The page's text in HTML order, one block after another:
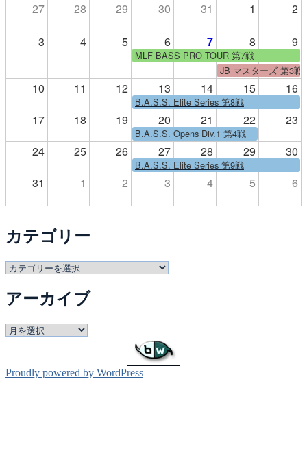
27 28 29 30 31 1 2
3 4 5 6 7 8 9
MLF BASS PRO TOUR 第7戦
JB マスターズ 第3戦
10 11 12 13 14 15 16
B.A.S.S. Elite Series 第8戦
17 18 19 20 21 22 23
B.A.S.S. Opens Div.1 第4戦
24 25 26 27 28 29 30
B.A.S.S. Elite Series 第9戦
31 1 2 3 4 5 6
カテゴリー
カ
ゴ
ー
アーカイブ
ア
イ
Proudly powered by WordPress